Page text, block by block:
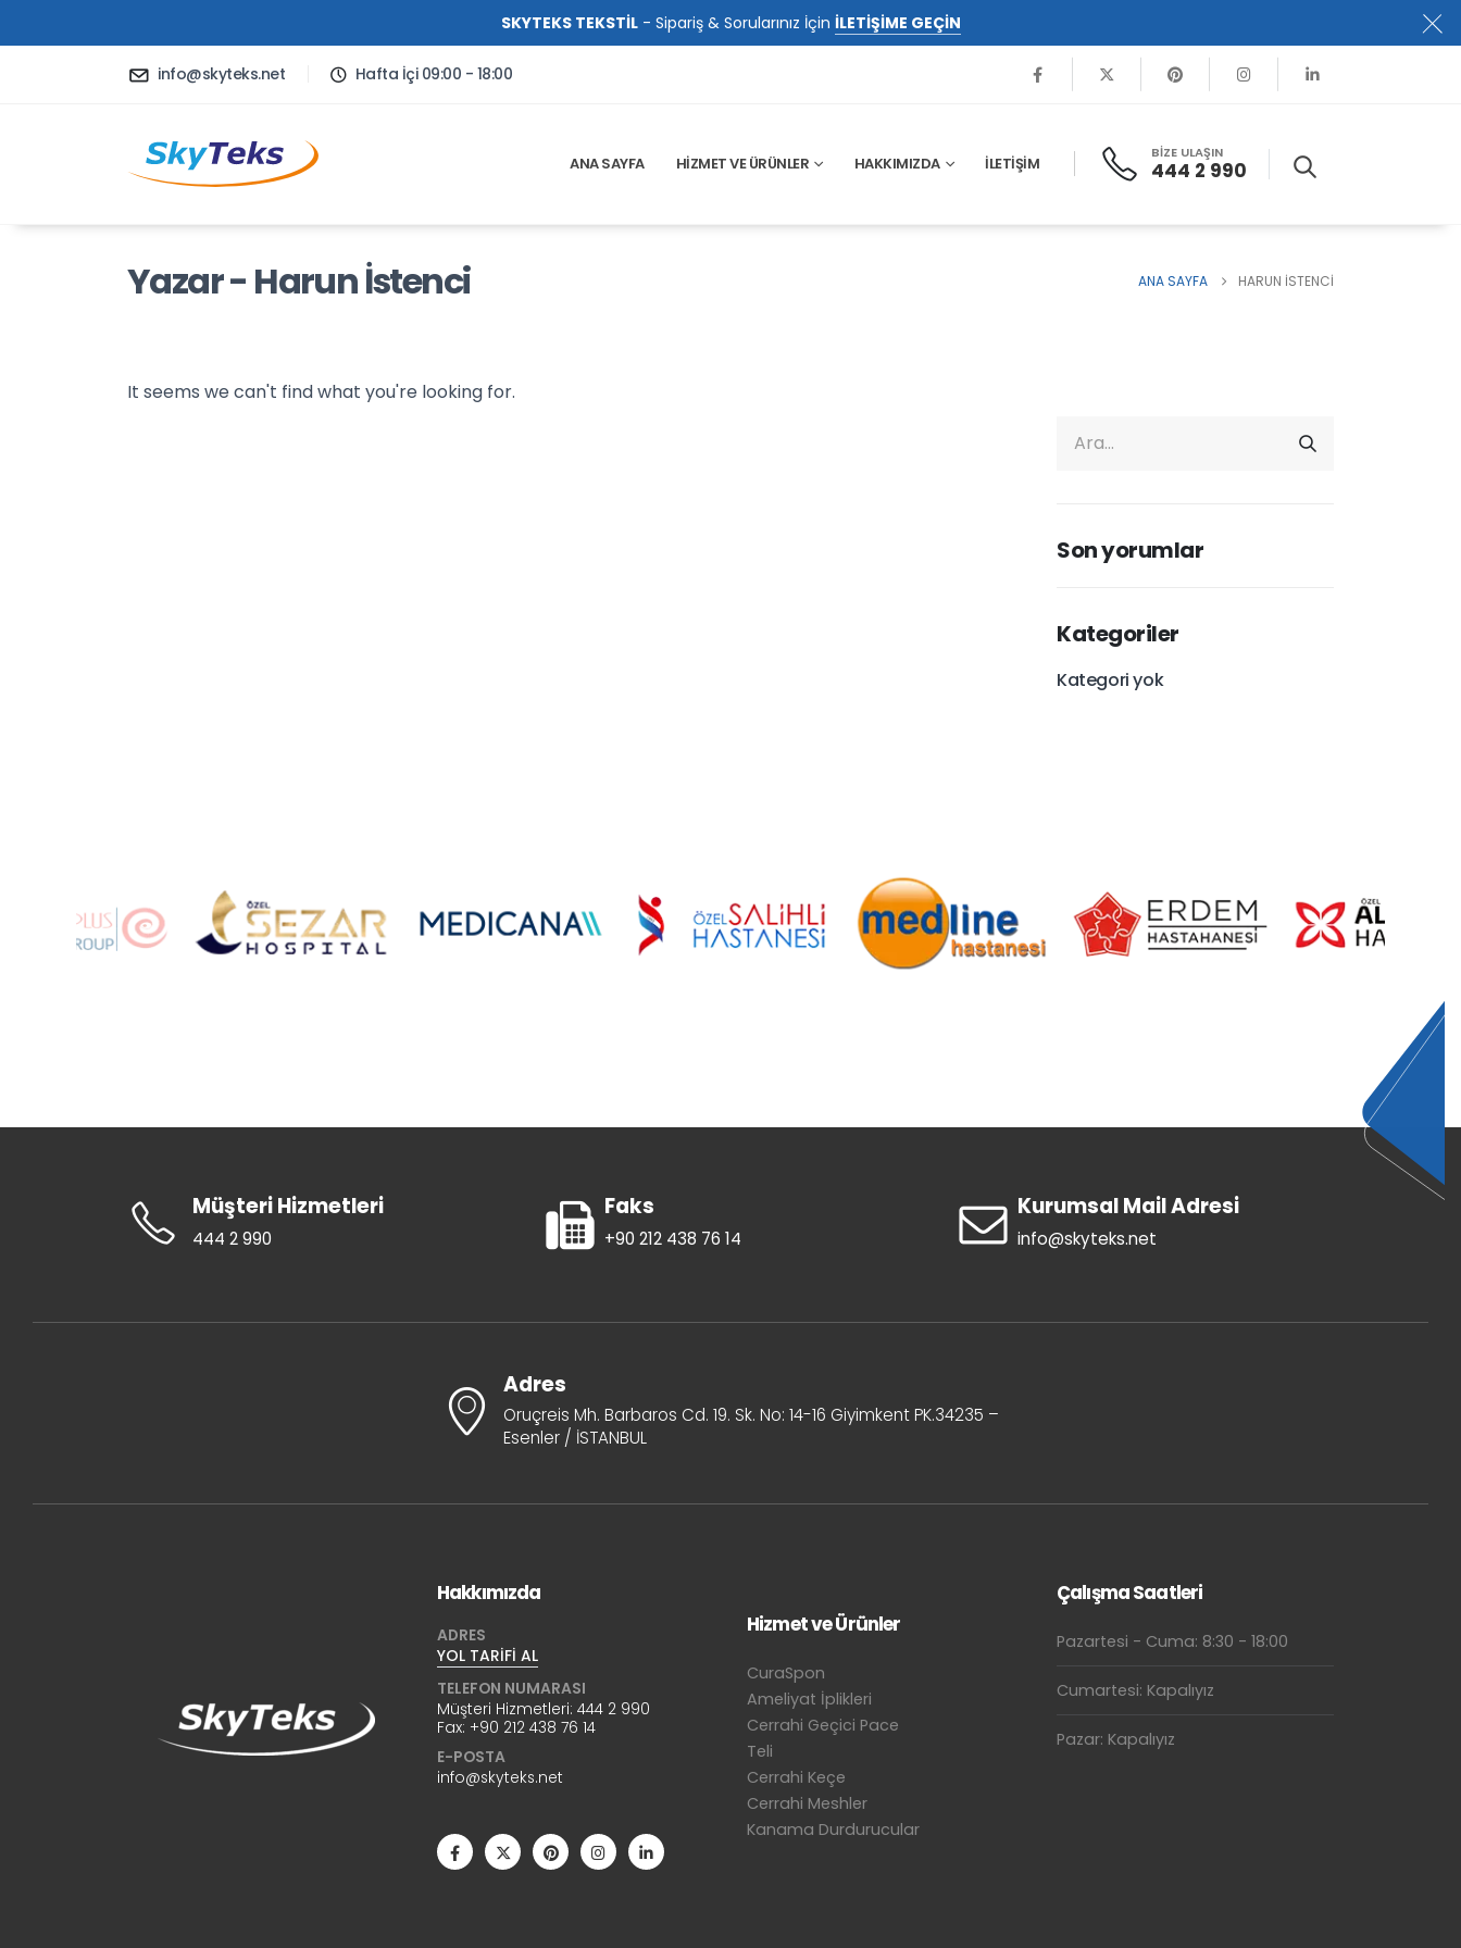
SKYTEKS TEKSTİL- Sipariş & Sorularınız İçin İLETİŞİME GEÇİN
info@skyteks.net Hafta İçi 09:00 - 18:00
ANA SAYFA HIZMET VE ÜRÜNLER HAKKIMIZDA İLETIŞIM
BİZE ULAŞIN
444 2 990
Yazar - Harun İstenci ANA SAYFA HARUN İSTENCI
It seems we can't find what you're looking for.
Son yorumlar
Kategoriler
Kategori yok
Müşteri Hizmetleri
444 2 990
Faks
+90 212 438 76 14
Kurumsal Mail Adresi
info@skyteks.net
Adres
Oruçreis Mh. Barbaros Cd. 19. Sk. No: 14-16 Giyimkent PK.34235 –
Esenler / İSTANBUL
Hakkımızda
ADRES
YOL TARİFİ AL
TELEFON NUMARASI
Müşteri Hizmetleri: 444 2 990
Fax: +90 212 438 76 14
E-POSTA
info@skyteks.net
Hizmet ve Ürünler
CuraSpon
Ameliyat İplikleri
Cerrahi Geçici Pace
Teli
Cerrahi Keçe
Cerrahi Meshler
Kanama Durdurucular
Çalışma Saatleri
Pazartesi - Cuma: 8:30 - 18:00
Cumartesi: Kapalıyız
Pazar: Kapalıyız